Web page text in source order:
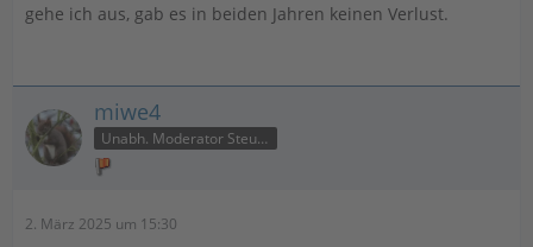
gehe ich aus, gab es in beiden Jahren keinen Verlust.
miwe4
Unabh. Moderator Steuer
2. März 2025 um 15:30